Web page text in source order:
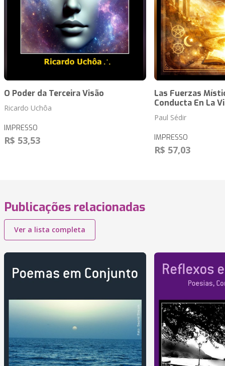
O Poder da Terceira Visão
Ricardo Uchôa
IMPRESSO
R$ 53,53
Las Fuerzas
Conducta En La
Paul Sédir
IMPRESSO
R$ 57,03
Publicações relacionadas
Ver a lista completa